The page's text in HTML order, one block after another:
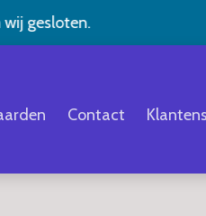
gesloten.
Contact